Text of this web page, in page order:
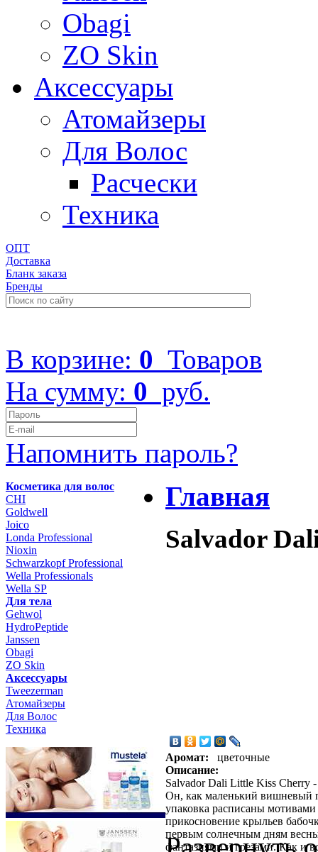
Obagi
ZO Skin
Aксессуары
Атомайзеры
Для Волос
Расчески
Техника
ОПТ
Доставка
Бланк заказа
Бренды
В корзине: 0 Товаров
На сумму: 0 руб.
Напомнить пароль?
Косметика для волос
CHI
Goldwell
Joico
Londa Professional
Nioxin
Schwarzkopf Professional
Wella Professionals
Wella SP
Для тела
Gehwol
HydroPeptide
Janssen
Obagi
ZO Skin
Aксессуары
Tweezerman
Атомайзеры
Для Волос
Техника
Главная
Salvador
Аромат:
цветочные
Описание:
Salvador Dali Little Kiss
Он, как маленький вишневый
упаковка расписаны
прикосновение крыльев
первым солнечным дням
фантазиями и грезами. Как и